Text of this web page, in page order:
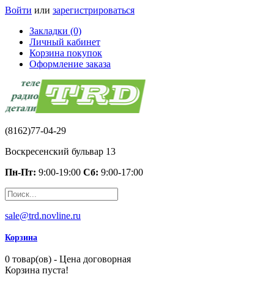
Войти или зарегистрироваться
Закладки (0)
Личный кабинет
Корзина покупок
Оформление заказа
(8162)77-04-29
Воскресенский бульвар 13
Пн-Пт: 9:00-19:00 Сб: 9:00-17:00
sale@trd.novline.ru
Корзина
0 товар(ов) - Цена договорная
Корзина пуста!